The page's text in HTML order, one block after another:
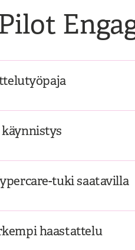
tuki saatavilla
haastattelu